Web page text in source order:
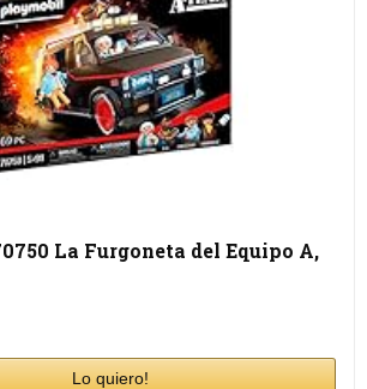
La Furgoneta del Equipo A,
Lo quiero!